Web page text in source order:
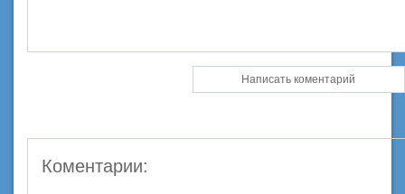
Коментарии: